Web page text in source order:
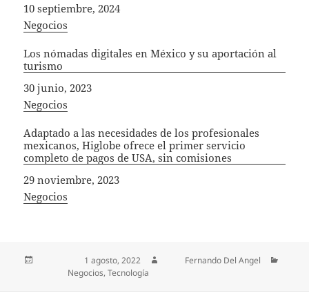
Fecha
10 septiembre, 2024
In relation to
Negocios
Los nómadas digitales en México y su aportación al
turismo
Fecha
30 junio, 2023
In relation to
Negocios
Adaptado a las necesidades de los profesionales
mexicanos, Higlobe ofrece el primer servicio
completo de pagos de USA, sin comisiones
Fecha
29 noviembre, 2023
In relation to
Negocios
1 agosto, 2022
Fernando Del Angel
Negocios,Tecnología